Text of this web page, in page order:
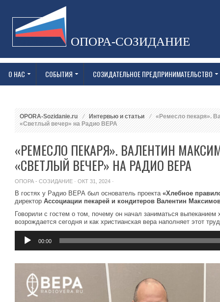
ОПОРА-СОЗИДАНИЕ
О НАС СОБЫТИЯ СОЗИДАТЕЛЬНОЕ ПРЕДПРИНИМАТЕЛЬСТВО
OPORA-Sozidanie.ru Интервью и статьи
«Ремесло пекаря».
«Светлый вечер» на Радио ВЕРА
«РЕМЕСЛО ПЕКАРЯ». ВАЛЕНТИН
«СВЕТЛЫЙ ВЕЧЕР» НА РАДИО ВЕРА
ОПОРА - СОЗИДАНИЕ · ОКТ 31, 2024 ·
В гостях у Радио ВЕРА был основатель проекта «Хлебное
директор Ассоциации пекарей и кондитеров Валентин
Говорили с гостем о том, почему он начал заниматься выпеканием
возрождается сегодня и как христианская вера наполняет этот
00:00